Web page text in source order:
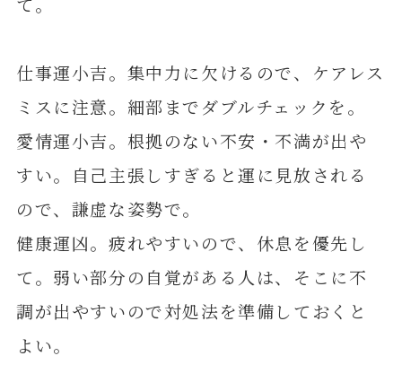
仕事運小吉。集中力に欠けるので、ケアレス
ミスに注意。細部までダブルチェックを。
愛情運小吉。根拠のない不安・不満が出や
すい。自己主張しすぎると運に見放される
ので、謙虚な姿勢で。
健康運凶。疲れやすいので、休息を優先し
て。弱い部分の自覚がある人は、そこに不
調が出やすいので対処法を準備しておくと
よい。